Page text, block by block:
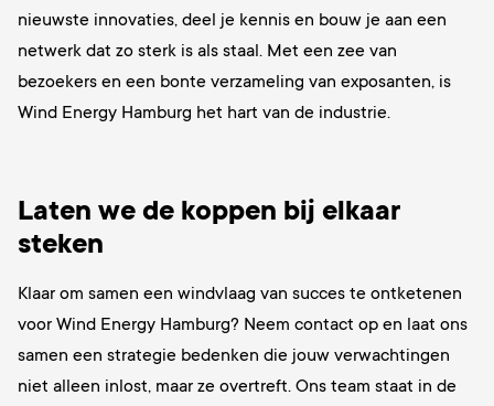
nieuwste innovaties, deel je kennis en bouw je aan een
netwerk dat zo sterk is als staal. Met een zee van
bezoekers en een bonte verzameling van exposanten, is
Wind Energy Hamburg het hart van de industrie.
Laten we de koppen bij elkaar
steken
Klaar om samen een windvlaag van succes te ontketenen
voor Wind Energy Hamburg? Neem contact op en laat ons
samen een strategie bedenken die jouw verwachtingen
niet alleen inlost, maar ze overtreft. Ons team staat in de